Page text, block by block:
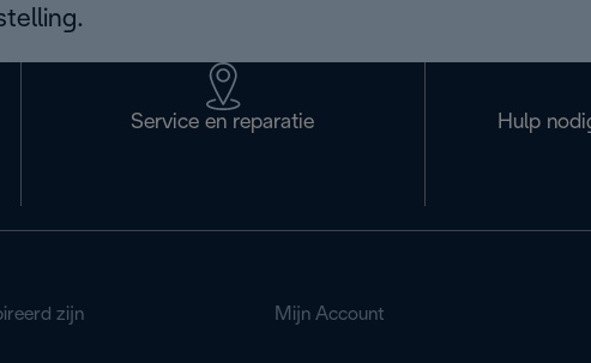
Service en reparatie Hulp
zijn Mijn Account